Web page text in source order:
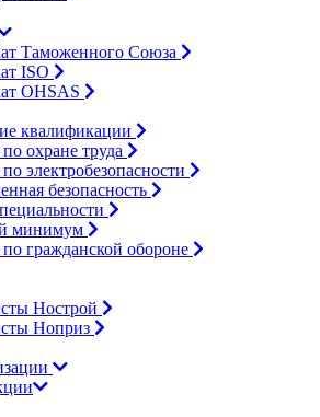
Таможенного Союза
ISO
OHSAS
квалификации
охране труда
электробезопасности
безопасность
минимум
гражданской обороне
Нострой
Ноприз